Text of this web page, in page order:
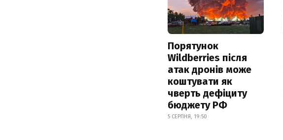
Порятунок
Wildberries після
атак дронів може
коштувати як
чверть дефіциту
бюджету РФ
5 СЕРПНЯ, 19:50